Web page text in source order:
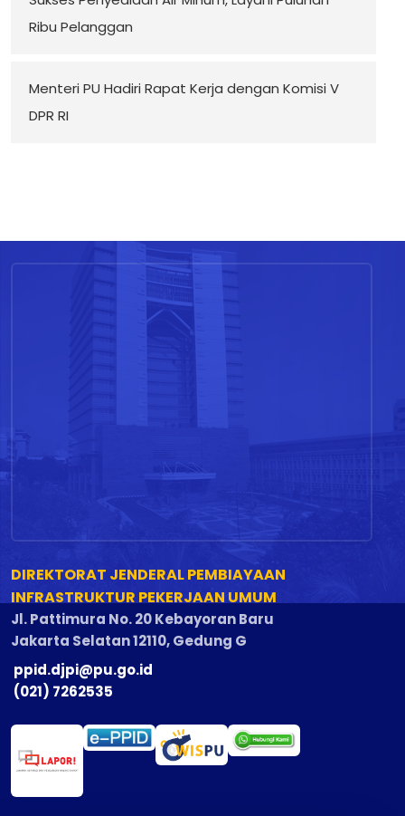
Ribu Pelanggan
Menteri PU Hadiri Rapat Kerja dengan Komisi V
DPR RI
DIREKTORAT JENDERAL PEMBIAYAAN
INFRASTRUKTUR PEKERJAAN UMUM
Jl. Pattimura No. 20 Kebayoran Baru
Jakarta Selatan 12110, Gedung G
ppid.djpi@pu.go.id
(021) 7262535